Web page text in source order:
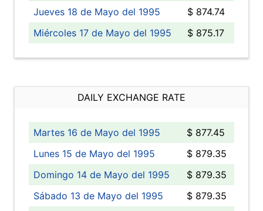
Jueves 18 de Mayo del 1995
$ 874.74
Miércoles 17 de Mayo del 1995
$ 875.17
DAILY EXCHANGE RATE
Martes 16 de Mayo del 1995
$ 877.45
Lunes 15 de Mayo del 1995
$ 879.35
Domingo 14 de Mayo del 1995
$ 879.35
Sábado 13 de Mayo del 1995
$ 879.35